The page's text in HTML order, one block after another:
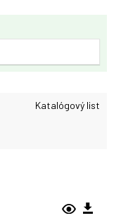
Katalógový list